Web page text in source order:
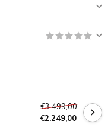
€3.499,00
€2.249,00